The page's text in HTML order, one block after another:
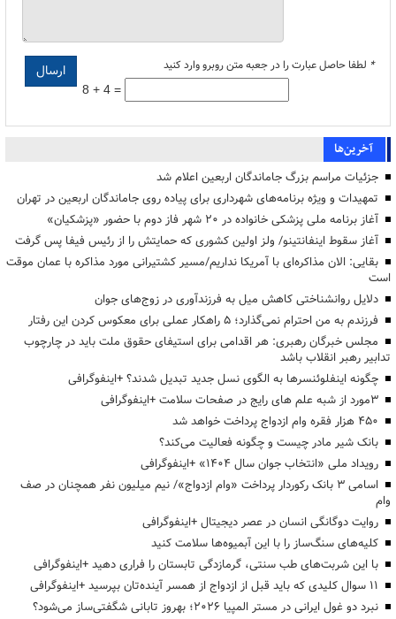
* لطفا حاصل عبارت را در جعبه متن روبرو وارد کنید
8 + 4 =
آخرین‌ها
جزئیات مراسم بزرگ جاماندگان اربعین اعلام شد
تمهیدات و ویژه برنامه‌های شهرداری برای پیاده روی جاماندگان اربعین در تهران
آغاز برنامه ملی پزشکی خانواده در ۲۰ شهر فاز دوم با حضور «پزشکیان»
آغاز سقوط اینفانتینو/ ولز اولین کشوری که حمایتش را از رئیس فیفا پس گرفت
بقایی: الان مذاکره‌ای با آمریکا نداریم/مسیر کشتیرانی مورد مذاکره با عمان موقت
است
دلایل روانشناختی کاهش میل به فرزندآوری در زوج‌های جوان
فرزندم به من احترام نمی‌گذارد؛ ۵ راهکار عملی برای معکوس کردن این رفتار
مجلس خبرگان رهبری: هر اقدامی برای استیفای حقوق ملت باید در چارچوب
تدابیر رهبر انقلاب باشد
چگونه اینفلوئنسرها به الگوی نسل جدید تبدیل شدند؟ +اینفوگرافی
3مورد از شبه علم های رایج در صفحات سلامت +اینفوگرافی
۴۵۰ هزار فقره وام ازدواج پرداخت خواهد شد
بانک شیر مادر چیست و چگونه فعالیت می‌کند؟
رویداد ملی «انتخاب جوان سال ۱۴۰۴» +اینفوگرافی
اسامی ۳ بانک رکوردار پرداخت «وام ازدواج»/ نیم میلیون نفر همچنان در صف
وام
روایت دوگانگی انسان در عصر دیجیتال +اینفوگرافی
کلیه‌های سنگ‌ساز را با این آبمیوه‌ها سلامت کنید
با این شربت‌های طب سنتی، گرمازدگی تابستان را فراری دهید +اینفوگرافی
۱۱ سوال کلیدی که باید قبل از ازدواج از همسر آینده‌تان بپرسید +اینفوگرافی
نبرد دو غول ایرانی در مستر المپیا ۲۰۲۶؛ بهروز تابانی شگفتی‌ساز می‌شود؟